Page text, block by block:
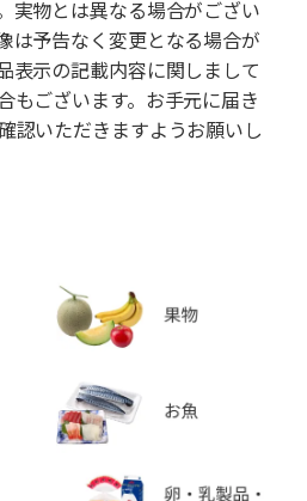
実物とは異なる場合がござい
は予告なく変更となる場合が
表示の記載内容に関しまして
もございます。お手元に届き
認いただきますようお願いし